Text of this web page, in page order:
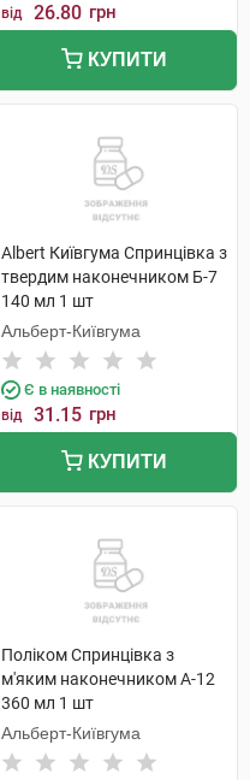
від 26.80 грн
КУПИТИ
Albert Київгума Спринцівка з
твердим наконечником Б-7
140 мл 1 шт
Альберт-Київгума
Є в наявності
від 31.15 грн
КУПИТИ
Поліком Спринцівка з
м'яким наконечником А-12
360 мл 1 шт
Альберт-Київгума